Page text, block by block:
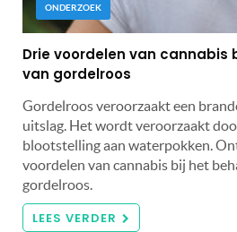
ONDERZOEK
Drie voordelen van cannabis
van gordelroos
Gordelroos veroorzaakt een
uitslag. Het wordt veroorzaakt
blootstelling aan waterpokken.
voordelen van cannabis bij het
gordelroos.
LEES VERDER